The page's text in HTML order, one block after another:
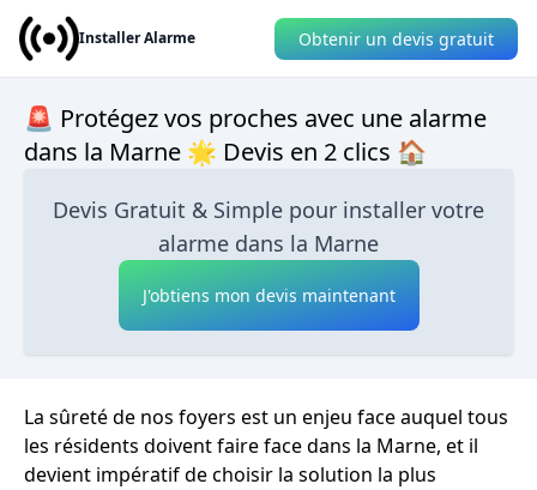
Installer Alarme Obtenir un devis gratuit
🚨 Protégez vos proches avec une alarme
dans la Marne 🌟 Devis en 2 clics 🏠
Devis Gratuit & Simple pour installer votre
alarme dans la Marne
J'obtiens mon devis maintenant
La sûreté de nos foyers est un enjeu face auquel tous
les résidents doivent faire face dans la Marne, et il
devient impératif de choisir la solution la plus